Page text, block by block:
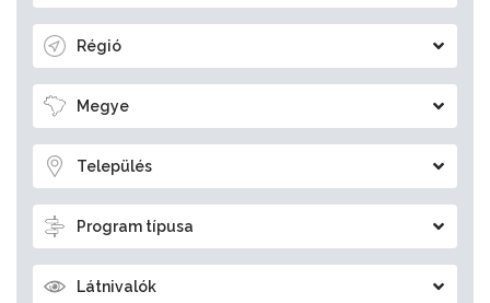
Régió
Megye
Település
Program típusa
Látnivalók